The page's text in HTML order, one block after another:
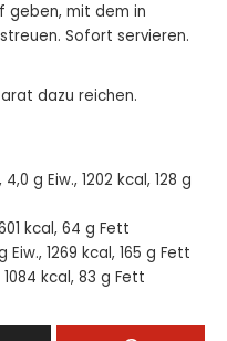
geben, mit dem in
Sofort servieren.
dazu reichen.
g Eiw., 1202 kcal, 128 g
kcal, 64 g Fett
Eiw., 1269 kcal, 165 g Fett
1084 kcal, 83 g Fett